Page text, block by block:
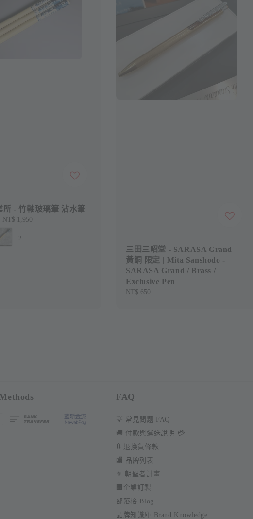
所 - 竹軸玻璃筆 沾水筆
NT$ 1,950
+2
三田三昭堂 - SARASA Grand
黃銅 限定 | Mita Sanshodo -
SARASA Grand / Brass /
Exclusive Pen
Regular
NT$ 650
FAQ
💡 常見問題 FAQ
🚚 付款與運送說明 💳
🔃 退換貨條款
🏬 品牌列表
⚜️ 朝聖者計畫
🏢企業訂製
部落格 Blog
品牌知識庫 Brand Knowledge